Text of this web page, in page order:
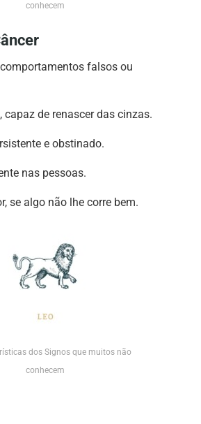
conhecem
falsos ou
capaz de renascer das cinzas.
e obstinado.
nas pessoas.
se algo não lhe corre bem.
dos Signos que muitos não
conhecem